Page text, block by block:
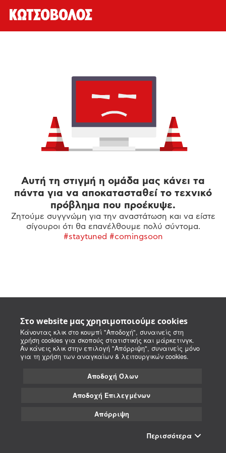
Στο website μας χρησιμοποιούμε cookies
Κάνοντας κλικ στο κουμπί "Αποδοχή", συναινείς στη
χρήση cookies για σκοπούς στατιστικής και μάρκετινγκ.
Αν κάνεις κλικ στην επιλογή "Απόρριψη", συναινείς μόνο
για τη χρήση των αναγκαίων & λειτουργικών cookies.
Αποδοχή Όλων
Αποδοχή Επιλεγμένων
Απόρριψη
Περισσότερα
Αυτή τη στιγμή η ομάδα μας κάνει τα
πάντα για να αποκατασταθεί το τεχνικό
πρόβλημα που προέκυψε.
Ζητούμε συγγνώμη για την αναστάτωση και να είστε
σίγουροι ότι θα επανέλθουμε πολύ σύντομα.
#staytuned #comingsoon